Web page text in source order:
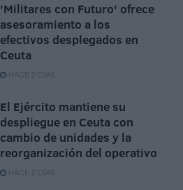
'Militares con Futuro' ofrece
asesoramiento a los
efectivos desplegados en
Ceuta
HACE 2 DÍAS
El Ejército mantiene su
despliegue en Ceuta con
cambio de unidades y la
reorganización del operativo
HACE 2 DÍAS